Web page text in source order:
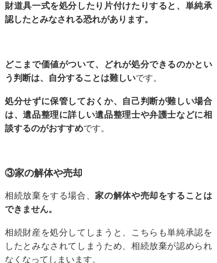
財道具一式を処分したり片付けたりすると、単純承
認したとみなされる恐れがあります。
どこまで価値がついて、どれが処分できるのかとい
う判断は、自分することは難しいです。
処分せずに保管しておくか、自己判断が難しい場合
は、遺品整理に詳しい遺品整理士や弁護士などに相
談するのがおすすめです。
③家の解体や売却
相続放棄をする場合、家の解体や売却をすることは
できません。
相続財産を処分してしまうと、こちらも単純承認を
したとみなされてしまうため、相続放棄が認められ
なくなってしまいます。